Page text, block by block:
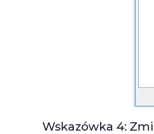
Wskazówka 4: